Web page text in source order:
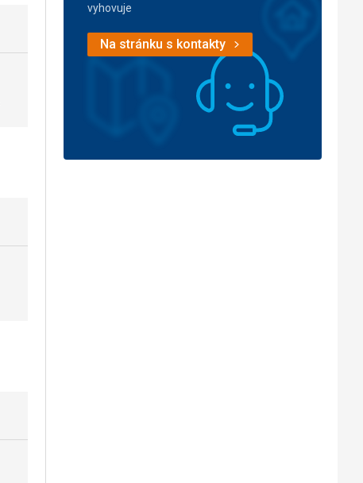
vyhovuje
Na stránku s kontakty